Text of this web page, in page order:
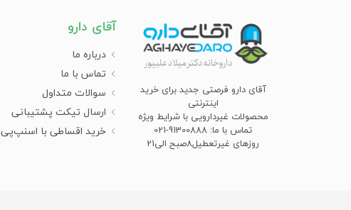
آقای دارو فرصتی جدید برای خرید
اینترنتی
محصولات غیردارویی با شرایط ویژه
تماس با ما: 91300888-021
روزهای غیرتعطیل8صبح الی21
آقای دارو
درباره ما
تماس با ما
سوالات متداول
ارسال تیکت پشتیبانی
خرید اقساطی با اسنپ‌پی